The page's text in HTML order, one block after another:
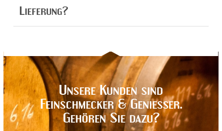
Lieferung?
Unsere Kunden sind
Feinschmecker & Genießer.
Gehören Sie dazu?